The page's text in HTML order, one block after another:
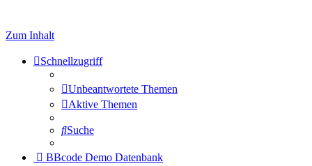
Zum Inhalt
Schnellzugriff
Unbeantwortete Themen
Aktive Themen
Suche
BBcode Demo Datenbank